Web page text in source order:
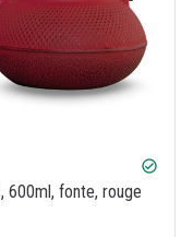
check_circle
600ml, fonte, rouge